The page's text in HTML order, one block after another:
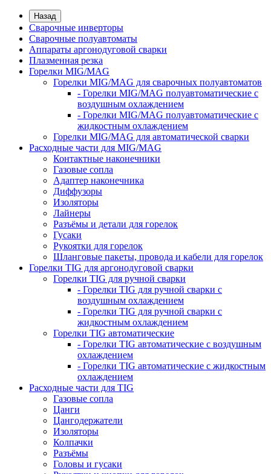
Назад
Сварочные инверторы
Сварочные полуавтоматы
Аппараты аргонодуговой сварки
Плазменная резка
Горелки MIG/MAG
Горелки MIG/MAG для сварочных полуавтоматов
- Горелки MIG/MAG полуавтоматические с
воздушным охлаждением
- Горелки MIG/MAG полуавтоматические с
жидкостным охлаждением
Горелки MIG/MAG для автоматической сварки
Расходные части для MIG/MAG
Контактные наконечники
Газовые сопла
Адаптер наконечника
Диффузоры
Изоляторы
Лайнеры
Разъёмы и детали для горелок
Гусаки
Рукоятки для горелок
Шланговые пакеты, провода и кабели для горелок
Горелки TIG для аргонодуговой сварки
Горелки TIG для ручной сварки
- Горелки TIG для ручной сварки с
воздушным охлаждением
- Горелки TIG для ручной сварки с
жидкостным охлаждением
Горелки TIG автоматические
- Горелки TIG автоматические с воздушным
охлаждением
- Горелки TIG автоматические с жидкостным
охлаждением
Расходные части для TIG
Газовые сопла
Цанги
Цангодержатели
Изоляторы
Колпачки
Разъёмы
Головы и гусаки